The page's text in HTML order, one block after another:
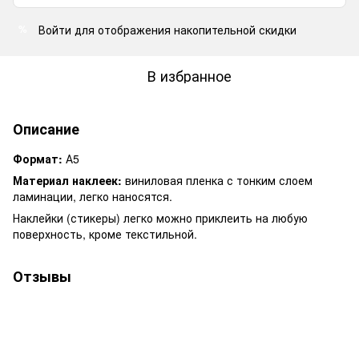
Войти для отображения накопительной скидки
В избранное
Описание
Формат: А5
Материал наклеек: виниловая пленка с тонким слоем
ламинации, легко наносятся.
Наклейки (стикеры) легко можно приклеить на любую
поверхность, кроме текстильной.
Отзывы